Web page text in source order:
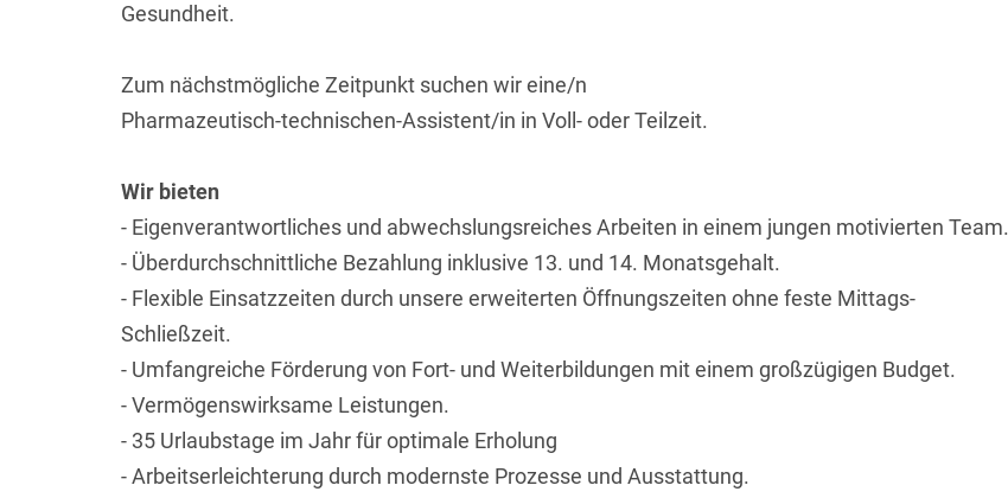
Gesundheit.
Zum nächstmögliche Zeitpunkt suchen wir eine/n
Pharmazeutisch-technischen-Assistent/in in Voll- oder Teilzeit.
Wir bieten
- Eigenverantwortliches und abwechslungsreiches Arbeiten in einem jungen motivierten Team.
- Überdurchschnittliche Bezahlung inklusive 13. und 14. Monatsgehalt.
- Flexible Einsatzzeiten durch unsere erweiterten Öffnungszeiten ohne feste Mittags-
Schließzeit.
- Umfangreiche Förderung von Fort- und Weiterbildungen mit einem großzügigen Budget.
- Vermögenswirksame Leistungen.
- 35 Urlaubstage im Jahr für optimale Erholung
- Arbeitserleichterung durch modernste Prozesse und Ausstattung.